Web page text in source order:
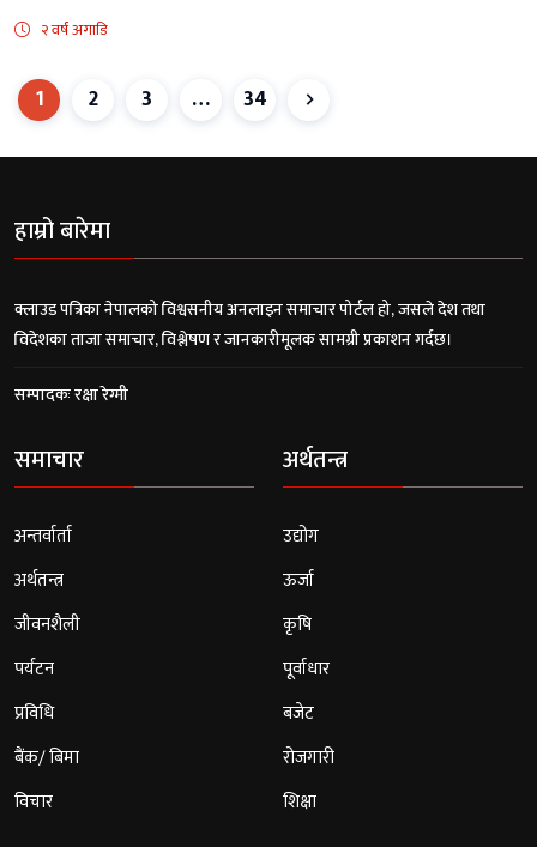
२ वर्ष अगाडि
1 2 3 … 34
हाम्रो बारेमा
क्लाउड पत्रिका नेपालको विश्वसनीय अनलाइन समाचार पोर्टल हो, जसले देश तथा
विदेशका ताजा समाचार, विश्लेषण र जानकारीमूलक सामग्री प्रकाशन गर्दछ।
सम्पादकः रक्षा रेग्मी
समाचार
अन्तर्वार्ता
अर्थतन्त्र
जीवनशैली
पर्यटन
प्रविधि
बैंक/ बिमा
विचार
अर्थतन्त्र
उद्योग
ऊर्जा
कृषि
पूर्वाधार
बजेट
रोजगारी
शिक्षा